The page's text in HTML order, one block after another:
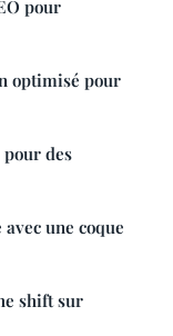
pour
optimisé pour
des
une coque
shift sur